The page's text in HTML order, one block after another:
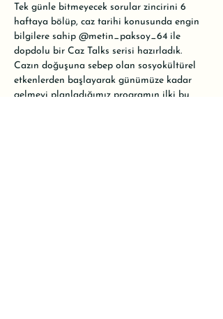
Tek günle bitmeyecek sorular zincirini 6
haftaya bölüp, caz tarihi konusunda engin
bilgilere sahip @metin_paksoy_64 ile
dopdolu bir Caz Talks serisi hazırladık.
Cazın doğuşuna sebep olan sosyokültürel
etkenlerden başlayarak günümüze kadar
gelmeyi planladığımız programın ilki bu